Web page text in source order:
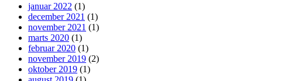
januar 2022 (1)
december 2021 (1)
november 2021 (1)
marts 2020 (1)
februar 2020 (1)
november 2019 (2)
oktober 2019 (1)